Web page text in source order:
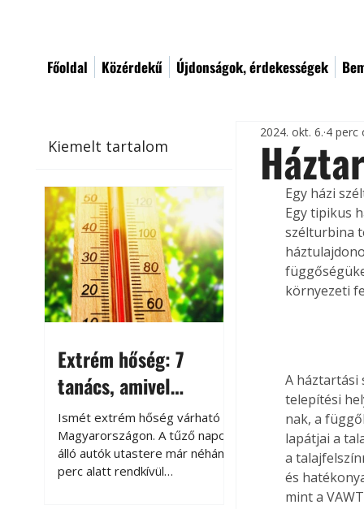
Főoldal Közérdekű Újdonságok, érdekességek
Kiemelt tartalom
Extrém hőség: 7
tanács, amivel
megóvhatjuk
autónkat a nyári
károktól
Ismét extrém hőség várható
Magyarországon. A tűző napon
álló autók utastere már néhány
perc alatt rendkívül
2024. okt. 6. 4 perc
Egy házi
Egy tipikus
szélturbina
környezeti
A
telepítési
nak, a
lapátjai a
a
és
mint a